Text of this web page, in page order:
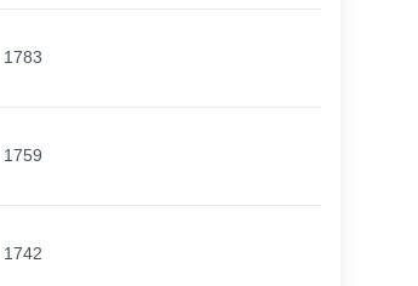
1783
1759
1742